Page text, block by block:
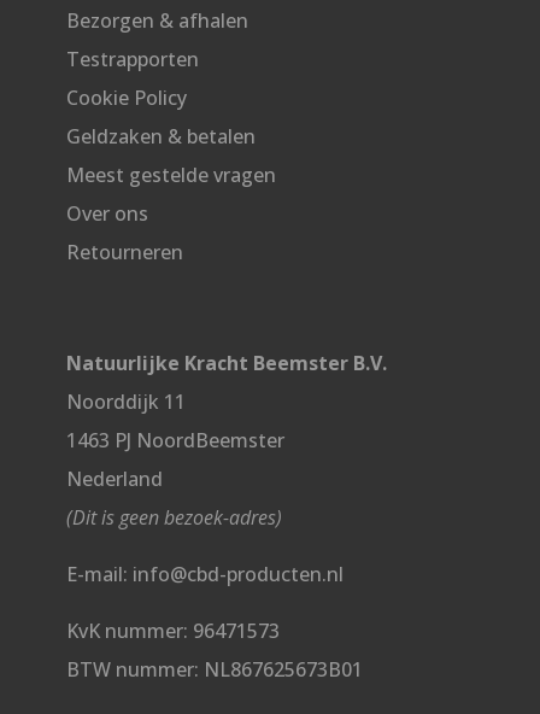
Bezorgen & afhalen
Testrapporten
Cookie Policy
Geldzaken & betalen
Meest gestelde vragen
Over ons
Retourneren
Natuurlijke Kracht Beemster B.V.
Noorddijk 11
1463 PJ NoordBeemster
Nederland
(Dit is geen bezoek-adres)
E-mail: info@cbd-producten.nl
KvK nummer: 96471573
BTW nummer: NL867625673B01